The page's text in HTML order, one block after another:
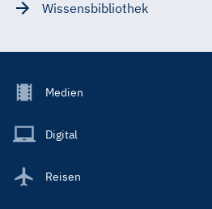
Wissensbibliothek
Footer
Main
Medien
Digital
Reisen